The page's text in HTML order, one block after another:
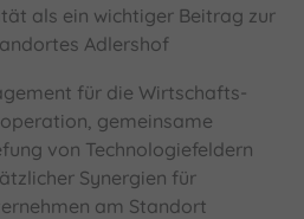
als ein wichtiger Beitrag zur
Adlershof
für die Wirtschafts-
gemeinsame
von Technologiefeldern
Synergien für
am Standort